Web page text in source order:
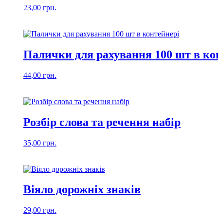
23,00 грн.
Палички для рахування 100 шт в
44,00 грн.
Розбір слова та речення набір
35,00 грн.
Віяло дорожніх знаків
29,00 грн.